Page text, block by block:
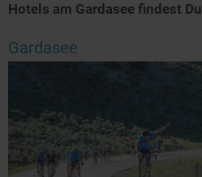
Hotels am Gardasee findest Du
Gardasee